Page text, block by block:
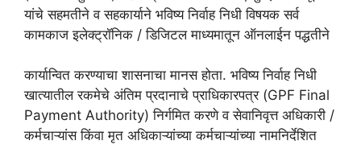
यांचे सहमतीने व सहकार्याने भविष्य निर्वाह निधी विषयक सर्व
कामकाज इलेक्ट्रॉनिक / डिजिटल माध्यमातून ऑनलाईन पद्धतीने
कार्यान्वित करण्याचा शासनाचा मानस होता. भविष्य निर्वाह निधी
खात्यातील रकमेचे अंतिम प्रदानाचे प्राधिकारपत्र (GPF Final
Payment Authority) निर्गमित करणे व सेवानिवृत्त अधिकारी /
कर्मचाऱ्यांस किंवा मृत अधिकाऱ्यांच्या कर्मचाऱ्यांच्या नामनिर्देशित